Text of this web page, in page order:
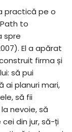
practică pe o
to
spre
El a apărat
firma și
să pui
ai planuri mari,
să fii
nevoie, să
din jur, să-ți